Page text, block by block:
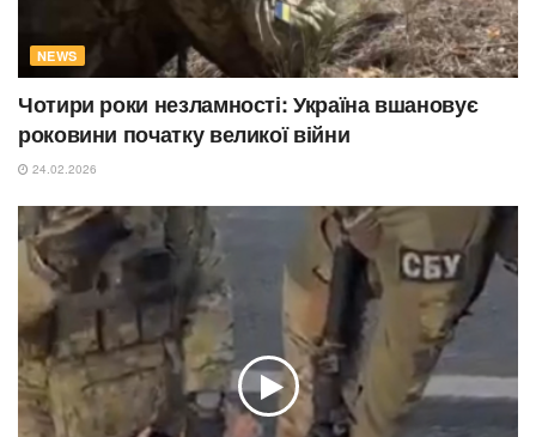
NEWS
Чотири роки незламності: Україна вшановує
роковини початку великої війни
24.02.2026